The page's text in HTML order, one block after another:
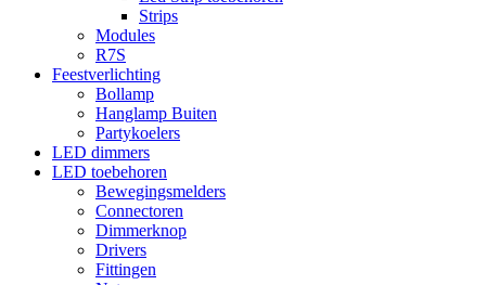
Strips
Modules
R7S
Feestverlichting
Bollamp
Hanglamp Buiten
Partykoelers
LED dimmers
LED toebehoren
Bewegingsmelders
Connectoren
Dimmerknop
Drivers
Fittingen